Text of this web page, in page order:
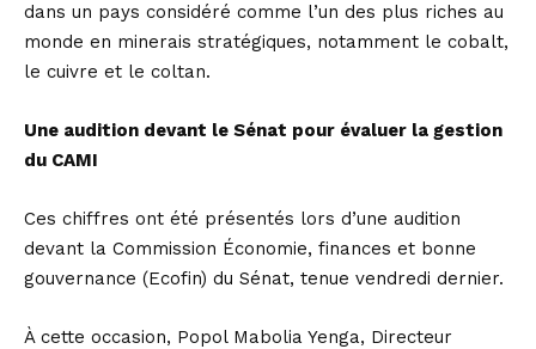
dans un pays considéré comme l’un des plus riches au
monde en minerais stratégiques, notamment le cobalt,
le cuivre et le coltan.
Une audition devant le Sénat pour évaluer la gestion
du CAMI
Ces chiffres ont été présentés lors d’une audition
devant la Commission Économie, finances et bonne
gouvernance (Ecofin) du Sénat, tenue vendredi dernier.
À cette occasion, Popol Mabolia Yenga, Directeur